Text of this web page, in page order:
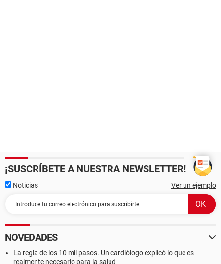
¡SUSCRÍBETE A NUESTRA NEWSLETTER!
Noticias Ver un ejemplo
NOVEDADES
La regla de los 10 mil pasos. Un cardiólogo explicó lo que es
realmente necesario para la salud